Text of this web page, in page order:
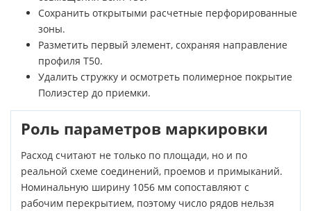
Сохранить открытыми расчетные перфорированные
зоны.
Разметить первый элемент, сохраняя направление
профиля Т50.
Удалить стружку и осмотреть полимерное покрытие
Полиэстер до приемки.
Роль параметров маркировки
Расход считают не только по площади, но и по
реальной схеме соединений, проемов и примыканий.
Номинальную ширину 1056 мм сопоставляют с
рабочим перекрытием, поэтому число рядов нельзя